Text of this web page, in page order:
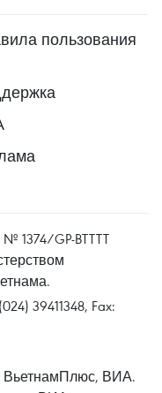
пользования
1374/GP-BTTTT
39411348, Fax:
ВьетнамПлюс, ВИА.